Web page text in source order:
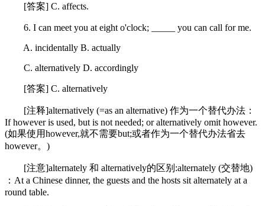
[答案] C. affects.
6. I can meet you at eight o'clock; _____ you can call for me.
A. incidentally B. actually
C. alternatively D. accordingly
[答案] C. alternatively
[注释]alternatively (=as an alternative) 作为一个替代办法：
If however is used, but is not needed; or alternatively omit however.
(如果使用however,就不需要but;或者作为一个替代办法省去
however。)
[注意]alternately 和 alternatively的区别:alternately (交替地)
：At a Chinese dinner, the guests and the hosts sit alternately at a
round table.